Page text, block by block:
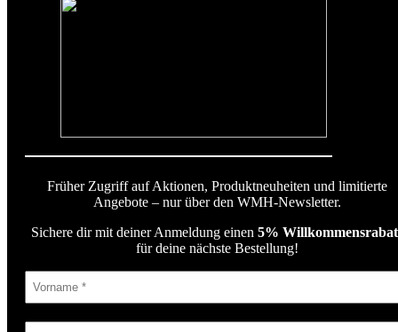
Früher Zugriff auf Aktionen, Produktneuheiten und limitierte
Angebote – nur über den WMH-Newsletter.
Sichere dir mit deiner Anmeldung einen 5%
für deine nächste Bestellung!